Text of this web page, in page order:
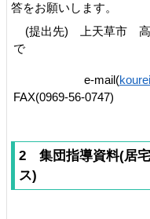
答をお願いします。
(提出先) 上天草市 高
で
e-mail(
FAX(0969‐56‐0747)
2 集団指導資料(居
ス)